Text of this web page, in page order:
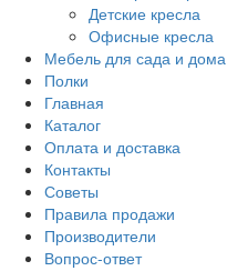
Детские кресла
Офисные кресла
Мебель для сада и дома
Полки
Главная
Каталог
Оплата и доставка
Контакты
Советы
Правила продажи
Производители
Вопрос-ответ